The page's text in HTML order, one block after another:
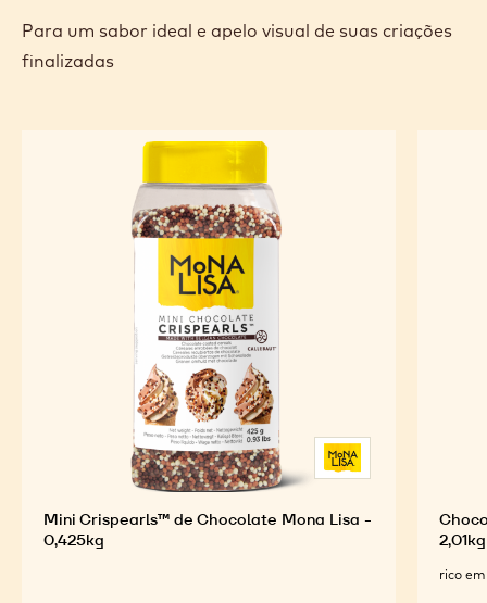
Para um sabor ideal e apelo visual de suas criações
finalizadas
Mini Crispearls™ de Chocolate Mona Lisa -
0,425kg
2,01kg
rico